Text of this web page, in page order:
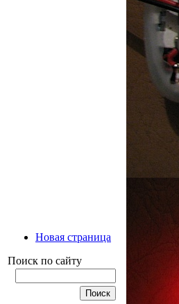
Новая страница
Поиск по сайту